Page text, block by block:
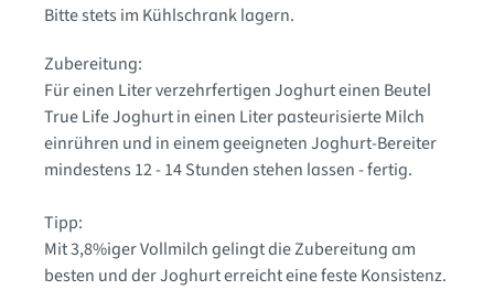
Bitte stets im Kühlschrank lagern.
Zubereitung:
Für einen Liter verzehrfertigen Joghurt einen Beutel
True Life Joghurt in einen Liter pasteurisierte Milch
einrühren und in einem geeigneten Joghurt-Bereiter
mindestens 12 - 14 Stunden stehen lassen - fertig.
Tipp:
Mit 3,8%iger Vollmilch gelingt die Zubereitung am
besten und der Joghurt erreicht eine feste Konsistenz.